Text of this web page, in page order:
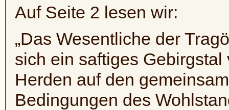
Auf Seite 2 lesen wir:
„Das Wesentliche der
sich ein saftiges
Herden auf den
Bedingungen des